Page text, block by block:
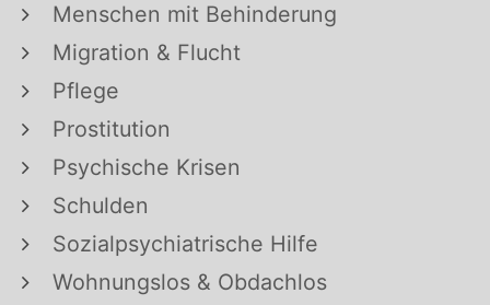
Menschen mit Behinderung
Migration & Flucht
Pflege
Prostitution
Psychische Krisen
Schulden
Sozialpsychiatrische Hilfe
Wohnungslos & Obdachlos